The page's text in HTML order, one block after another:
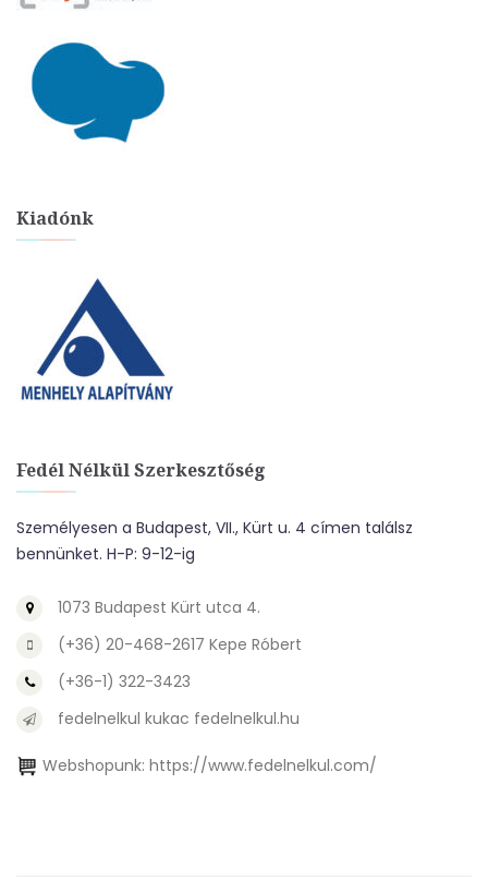
Kiadónk
Fedél Nélkül Szerkesztőség
Személyesen a Budapest, VII., Kürt u. 4 címen találsz
bennünket. H-P: 9-12-ig
1073 Budapest Kürt utca 4.
(+36) 20-468-2617 Kepe Róbert
(+36-1) 322-3423
fedelnelkul kukac fedelnelkul.hu
Webshopunk: https://www.fedelnelkul.com/